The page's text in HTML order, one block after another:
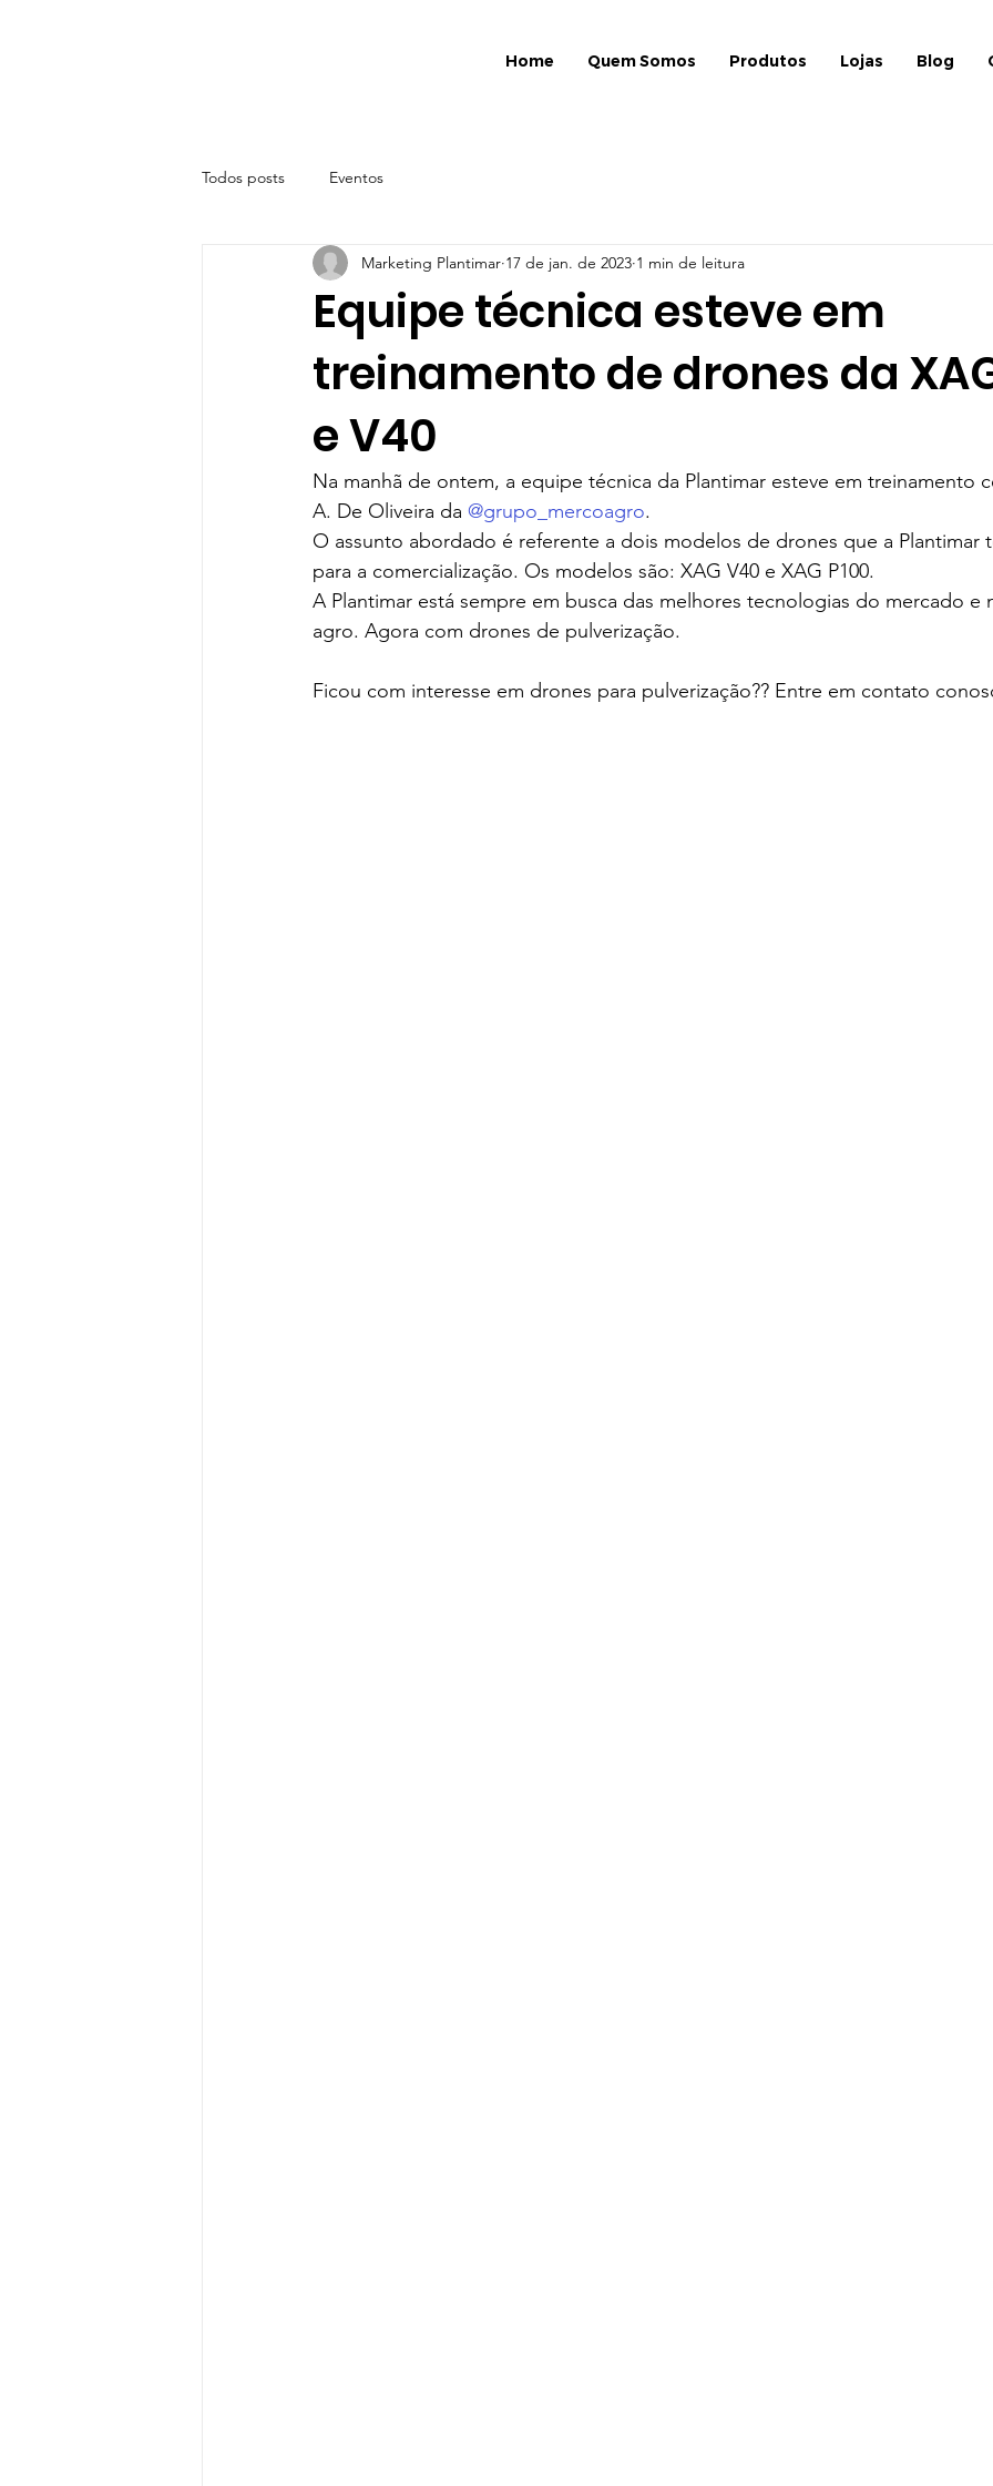
Home Quem Somos Produtos Lojas Blog
Todos posts Eventos
Equipe técnica esteve em
treinamento de drones da
e V40
Marketing Plantimar 17 de jan. de 2023 1 min de leitura
Na manhã de ontem, a equipe técnica da Plantimar esteve em treinamento
A. De Oliveira da @grupo_mercoagro.
O assunto abordado é referente a dois modelos de drones que a Plantimar
para a comercialização. Os modelos são: XAG V40 e XAG P100.
A Plantimar está sempre em busca das melhores tecnologias do mercado e
agro. Agora com drones de pulverização.
Ficou com interesse em drones para pulverização?? Entre em contato